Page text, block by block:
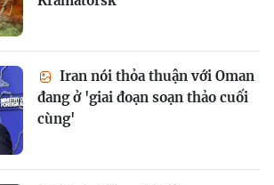
Iran nói thỏa thuận với Oman
đang ở 'giai đoạn soạn thảo cuối
cùng'